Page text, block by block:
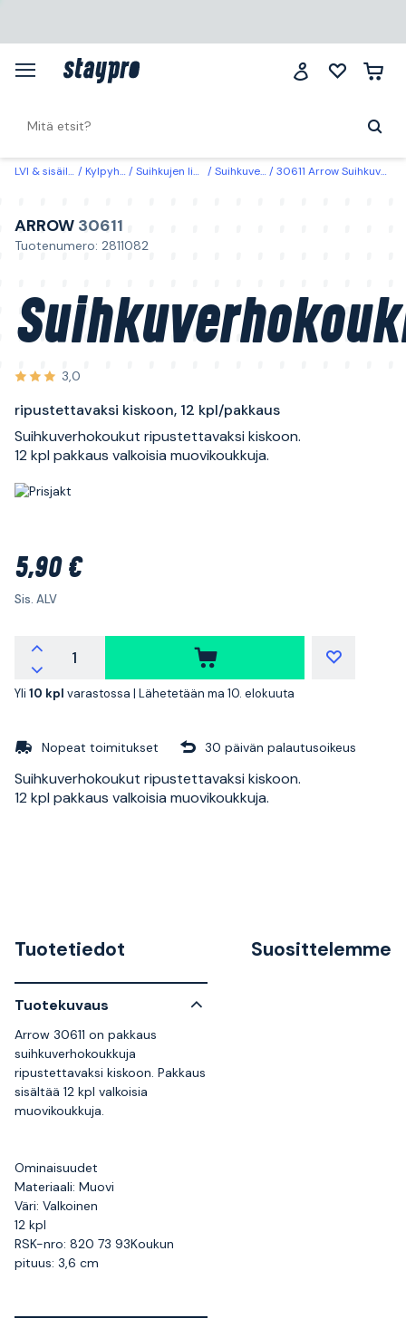
LVI & sisäilma Kylpyhuone Suihkujen lisätarvikkeet Suihkuverhot & ripustus 30611 Arrow Suihkuverhokoukku ripustettavaksi kiskoon, 12 kpl/pakkaus
ARROW 30611
Tuotenumero: 2811082
3,0
ripustettavaksi kiskoon, 12 kpl/pakkaus
Suihkuverhokoukut ripustettavaksi kiskoon.
12 kpl pakkaus valkoisia muovikoukkuja.
5,90 €
Sis. ALV
Yli 10 kpl varastossa | Lähetetään ma 10. elokuuta
Nopeat toimitukset 30 päivän palautusoikeus
Suihkuverhokoukut ripustettavaksi kiskoon.
12 kpl pakkaus valkoisia muovikoukkuja.
Tuotetiedot
Tuotekuvaus
Arrow 30611 on pakkaus
suihkuverhokoukkuja
ripustettavaksi kiskoon. Pakkaus
sisältää 12 kpl valkoisia
muovikoukkuja.
Ominaisuudet
Materiaali: Muovi
Väri: Valkoinen
12 kpl
RSK-nro: 820 73 93Koukun
pituus: 3,6 cm
Suosittelemme